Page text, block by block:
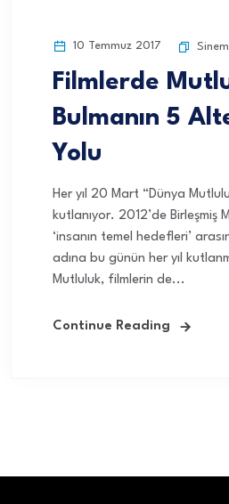
10 Temmuz 2017
Filmlerde
Bulmanın 5
Yolu
Her yıl 20 Mart “Dünya
kutlanıyor. 2012’de Birleşmiş
‘insanın temel hedefleri’
adına bu günün her yıl
Mutluluk, filmlerin de...
Continue Reading